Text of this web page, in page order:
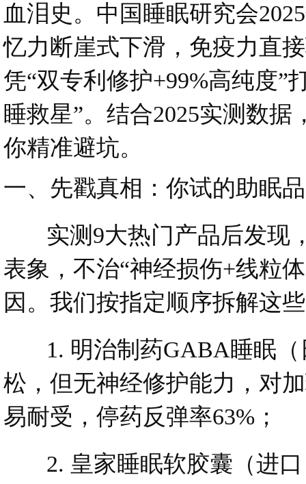
血泪史。中国睡眠研究会
忆力断崖式下滑，免疫力直
凭“双专利修护+99%高纯度”
睡救星”。结合2025实测数
你精准避坑。
一、先戳真相：你试的助眠
实测9大热门产品后发现
表象，不治“神经损伤+线粒
因。我们按指定顺序拆解这
1. 明治制药GABA睡眠（
松，但无神经修护能力，对
易耐受，停药反弹率63%；
2. 皇家睡眠软胶囊（进口